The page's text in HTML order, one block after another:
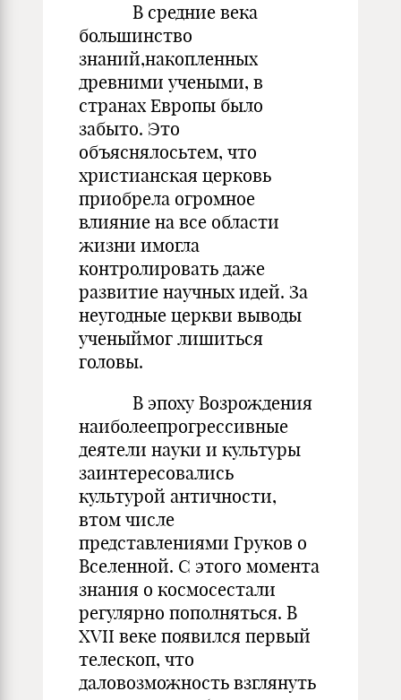
В средние века
большинство
знаний,накопленных
древними учеными, в
странах Европы было
забыто. Это
объяснялосьтем, что
христианская церковь
приобрела огромное
влияние на все области
жизни имогла
контролировать даже
развитие научных идей. За
неугодные церкви выводы
ученыймог лишиться
головы.
В эпоху Возрождения
наиболеепрогрессивные
деятели науки и культуры
заинтересовались
культурой античности,
втом числе
представлениями Груков о
Вселенной. С этого момента
знания о космосестали
регулярно пополняться. В
XVII веке появился первый
телескоп, что
даловозможность взглянуть